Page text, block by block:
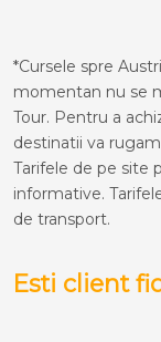
*Cursele spre
momentan nu se
Tour. Pentru a
destinatii va
Tarifele de pe site
informative.
de transport.
Esti client